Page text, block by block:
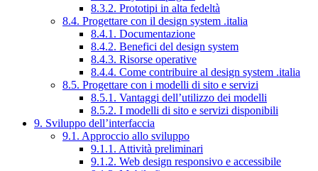
8.3.2. Prototipi in alta fedeltà
8.4. Progettare con il design system .italia
8.4.1. Documentazione
8.4.2. Benefici del design system
8.4.3. Risorse operative
8.4.4. Come contribuire al design system .italia
8.5. Progettare con i modelli di sito e servizi
8.5.1. Vantaggi dell’utilizzo dei modelli
8.5.2. I modelli di sito e servizi disponibili
9. Sviluppo dell’interfaccia
9.1. Approccio allo sviluppo
9.1.1. Attività preliminari
9.1.2. Web design responsivo e accessibile